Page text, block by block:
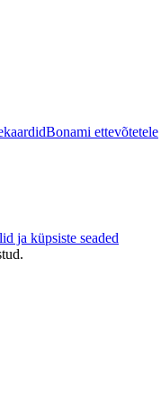
Bonami ettevõtetele
ja küpsiste seaded